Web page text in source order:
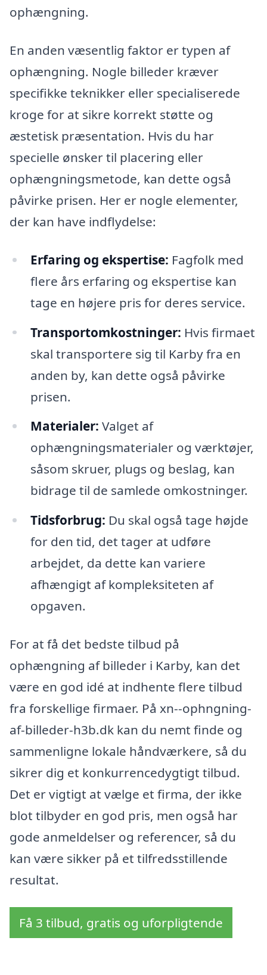
ophængning.
En anden væsentlig faktor er typen af
ophængning. Nogle billeder kræver
specifikke teknikker eller specialiserede
kroge for at sikre korrekt støtte og
æstetisk præsentation. Hvis du har
specielle ønsker til placering eller
ophængningsmetode, kan dette også
påvirke prisen. Her er nogle elementer,
der kan have indflydelse:
Erfaring og ekspertise: Fagfolk med
flere års erfaring og ekspertise kan
tage en højere pris for deres service.
Transportomkostninger: Hvis firmaet
skal transportere sig til Karby fra en
anden by, kan dette også påvirke
prisen.
Materialer: Valget af
ophængningsmaterialer og værktøjer,
såsom skruer, plugs og beslag, kan
bidrage til de samlede omkostninger.
Tidsforbrug: Du skal også tage højde
for den tid, det tager at udføre
arbejdet, da dette kan variere
afhængigt af kompleksiteten af
opgaven.
For at få det bedste tilbud på
ophængning af billeder i Karby, kan det
være en god idé at indhente flere tilbud
fra forskellige firmaer. På xn--ophngning-
af-billeder-h3b.dk kan du nemt finde og
sammenligne lokale håndværkere, så du
sikrer dig et konkurrencedygtigt tilbud.
Det er vigtigt at vælge et firma, der ikke
blot tilbyder en god pris, men også har
gode anmeldelser og referencer, så du
kan være sikker på et tilfredsstillende
resultat.
Få 3 tilbud, gratis og uforpligtende